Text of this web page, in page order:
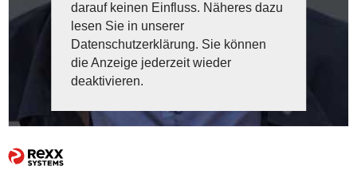
darauf keinen Einfluss. Näheres dazu
lesen Sie in unserer
Datenschutzerklärung. Sie können
die Anzeige jederzeit wieder
deaktivieren.